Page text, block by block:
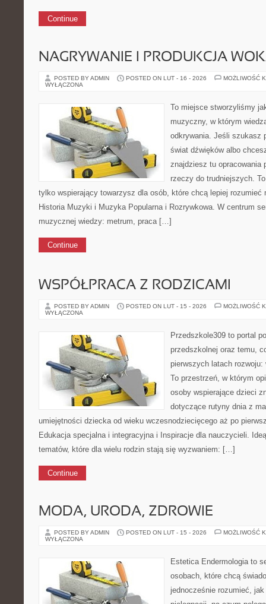
Continue
NAGRYWANIE I PRODUKCJA
POSTED BY ADMIN POSTED ON LUT - 16 - 2026
MOŻLIWOŚĆ
WYŁĄCZONA
To miejsce stworzyliśmy
muzyczny, w którym
odkrywania. Jeśli szukasz
świat dźwięków albo
znajdziesz tu opracowania
rzeczy do trudniejszych.
tylko wspierający towarzysz dla osób, które chcą lepiej rozumieć
Historia Muzyki i Muzyka Popularna i Rozrywkowa. W centrum
muzycznej wiedzy: metrum, praca […]
Continue
WSPÓŁPRACA Z RODZICAMI
POSTED BY ADMIN POSTED ON LUT - 15 - 2026
MOŻLIWOŚĆ
WYŁĄCZONA
Przedszkole309 to portal
przedszkolnej oraz temu,
pierwszych latach
To przestrzeń, w którym
osoby wspierające dzieci
dotyczące rutyny dnia z
umiejętności dziecka od wieku wczesnodziecięcego aż po
Edukacja specjalna i integracyjna i Inspiracje dla nauczycieli.
tematów, które dla wielu rodzin stają się wyzwaniem: […]
Continue
MODA, URODA, ZDROWIE
POSTED BY ADMIN POSTED ON LUT - 15 - 2026
MOŻLIWOŚĆ
WYŁĄCZONA
Estetica Endermologia to
osobach, które chcą
jednocześnie rozumieć, jak